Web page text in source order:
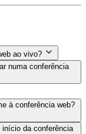
ao vivo?
numa conferência
à conferência web?
da conferência